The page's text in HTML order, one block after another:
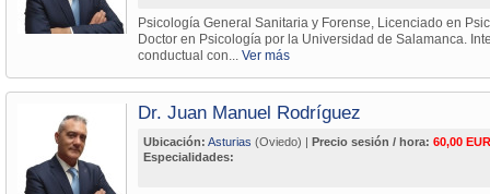
Psicología General Sanitaria y Forense, Licenciado en
Doctor en Psicología por la Universidad de Salamanca.
conductual con... Ver más
Dr. Juan Manuel Rodríguez
Ubicación: Asturias (Oviedo) | Precio sesión / hora: 60,00
Especialidades: